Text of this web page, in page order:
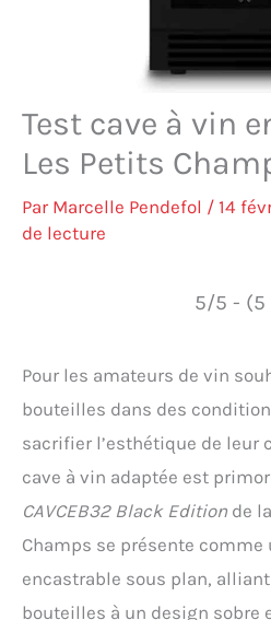
Test cave à vin
Les Petits
Par Marcelle Pendefol / 14
de lecture
5/5 - (5
Pour les amateurs de vin
bouteilles dans des
sacrifier l’esthétique de leur
cave à vin adaptée est
CAVCEB32 Black Edition de
Champs se présente comme
encastrable sous plan,
bouteilles à un design sobre